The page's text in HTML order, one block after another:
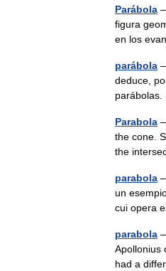
Parábola
figura
en los
parábola
deduce,
Parabola
the cone.
the
parabola
un
cui opera
parabola
Apollonius
had a